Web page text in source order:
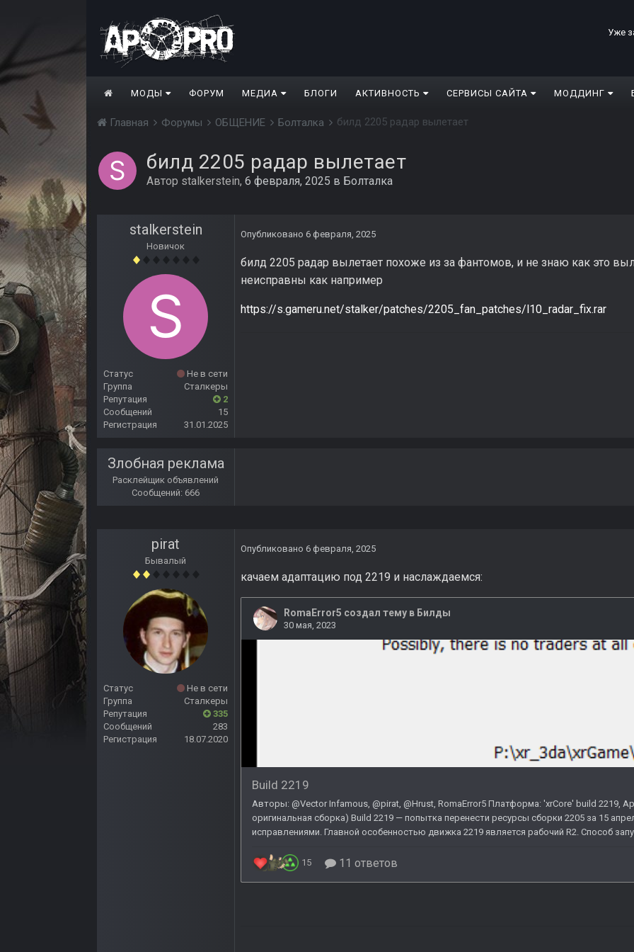
Уже
МОДЫ ФОРУМ МЕДИА БЛОГИ АКТИВНОСТЬ СЕРВИСЫ САЙТА МОДДИНГ
Главная Форумы ОБЩЕНИЕ Болталка билд 2205 радар вылетает
билд 2205 радар вылетает
Автор stalkerstein, 6 февраля, 2025 в Болталка
stalkerstein
Новичок
Статус
Не в сети
Группа
Сталкеры
Репутация
2
Сообщений
15
Регистрация
31.01.2025
Опубликовано 6 февраля, 2025
билд 2205 радар вылетает похоже из за фантомов, и не знаю как это
неисправны как например
https://s.gameru.net/stalker/patches/2205_fan_patches/l10_radar_fix.rar
Злобная реклама
Расклейщик объявлений
Сообщений: 666
pirat
Бывалый
Статус
Не в сети
Группа
Сталкеры
Репутация
335
Сообщений
283
Регистрация
18.07.2020
Опубликовано 6 февраля, 2025
качаем адаптацию под 2219 и наслаждаемся: